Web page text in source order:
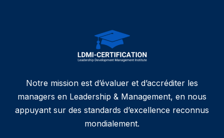
Notre mission est d’évaluer et d’accréditer les
managers en Leadership & Management, en nous
appuyant sur des standards d’excellence reconnus
mondialement.